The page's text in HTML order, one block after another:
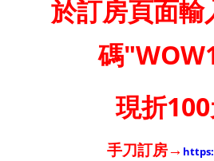
於訂房頁面輸
碼
現折
手刀訂房→